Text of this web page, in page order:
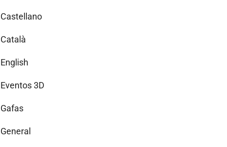
Castellano
Català
English
Eventos 3D
Gafas
General